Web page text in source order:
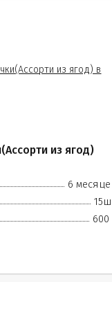
из ягод)
6
600